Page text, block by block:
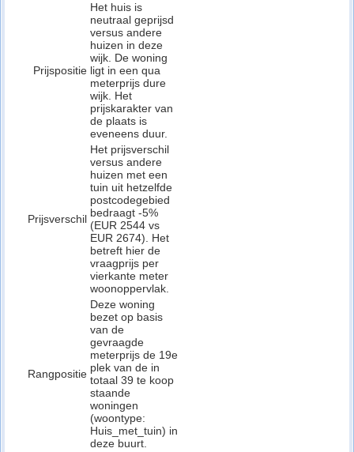
Prijspositie
Het huis is
neutraal geprijsd
versus andere
huizen in deze
wijk. De woning
ligt in een qua
meterprijs dure
wijk. Het
prijskarakter van
de plaats is
eveneens duur.
Prijsverschil
Het prijsverschil
versus andere
huizen met een
tuin uit hetzelfde
postcodegebied
bedraagt -5%
(EUR 2544 vs
EUR 2674). Het
betreft hier de
vraagprijs per
vierkante meter
woonoppervlak.
Rangpositie
Deze woning
bezet op basis
van de
gevraagde
meterprijs de 19e
plek van de in
totaal 39 te koop
staande
woningen
(woontype:
Huis_met_tuin) in
deze buurt.